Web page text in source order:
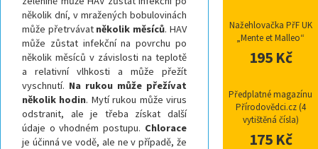
několik dní, v mražených bobulovinách
může přetrvávat několik měsíců. HAV
může zůstat infekční na povrchu po
několik měsíců v závislosti na teplotě
a relativní vlhkosti a může přežít
vyschnutí. Na rukou může přežívat
několik hodin. Mytí rukou může virus
odstranit, ale je třeba získat další
údaje o vhodném postupu. Chlorace
je účinná ve vodě, ale ne v případě, že
Nažehlovačka PřF UK
„Mente et Malleo“
195 Kč
Předplatné magazínu
Přírodovědci.cz (4
vytištěná čísla)
175 Kč